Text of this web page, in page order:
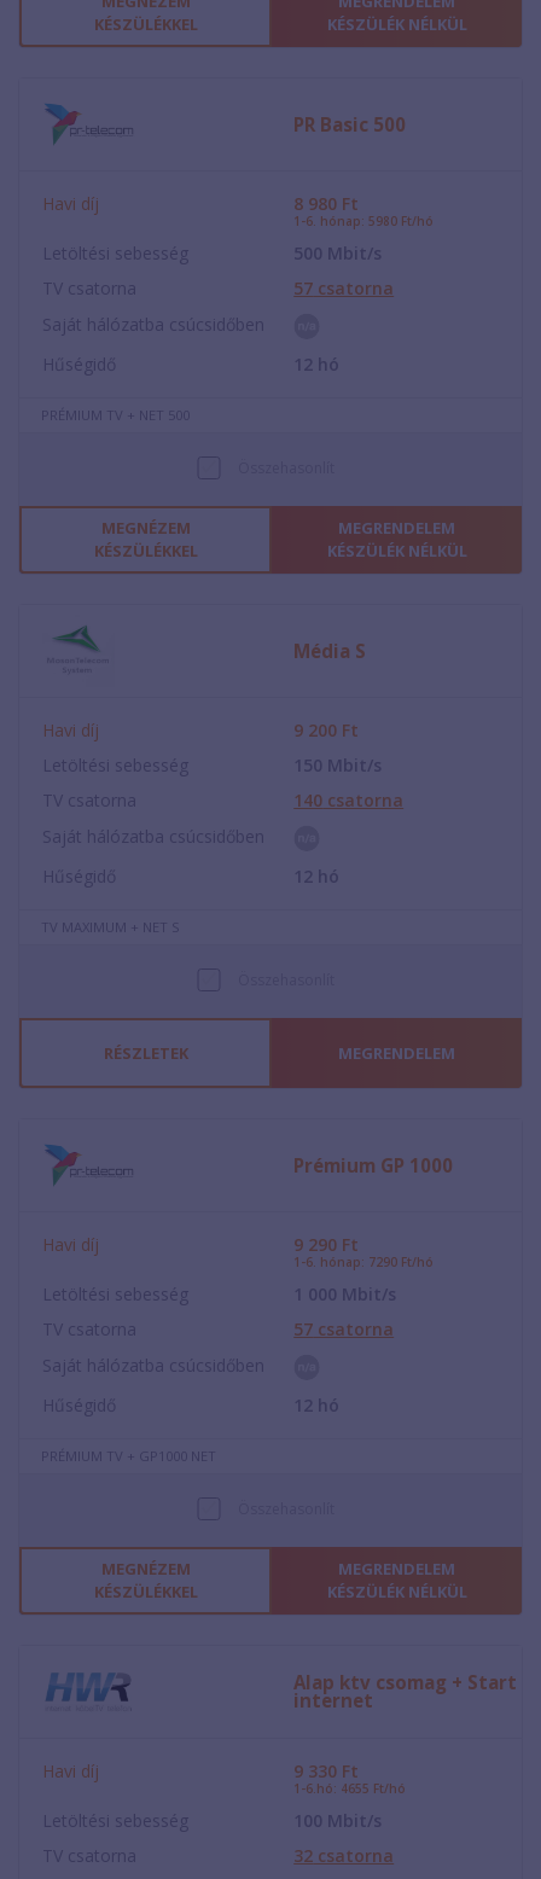
KÉSZÜLÉKKEL
KÉSZÜLÉK NÉLKÜL
PR Basic 500
Havi díj 8 980 Ft
1-6. hónap: 5980 Ft/hó
Letöltési sebesség 500 Mbit/s
TV csatorna
57 csatorna
Saját hálózatba csúcsidőben
Hűségidő
12 hó
PRÉMIUM TV + NET 500
MEGNÉZEM
KÉSZÜLÉKKEL
MEGRENDELEM
KÉSZÜLÉK NÉLKÜL
Média S
Havi díj 9 200 Ft
Letöltési sebesség
150 Mbit/s
TV csatorna
140 csatorna
Saját hálózatba csúcsidőben
Hűségidő
12 hó
TV MAXIMUM + NET S
RÉSZLETEK MEGRENDELEM
Prémium GP 1000
Havi díj 9 290 Ft
1-6. hónap: 7290 Ft/hó
Letöltési sebesség 1 000 Mbit/s
TV csatorna
57 csatorna
Saját hálózatba csúcsidőben
Hűségidő
12 hó
PRÉMIUM TV + GP1000 NET
MEGNÉZEM
KÉSZÜLÉKKEL
MEGRENDELEM
KÉSZÜLÉK NÉLKÜL
Alap ktv csomag + Start
internet
Havi díj 9 330 Ft
1-6.hó: 4655 Ft/hó
Letöltési sebesség 100 Mbit/s
TV csatorna
32 csatorna